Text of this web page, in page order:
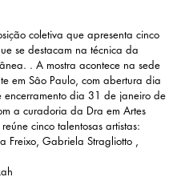
coletiva que apresenta cinco
se destacam na técnica da
. A mostra acontece na sede
em Sâo Paulo, com abertura dia
encerramento dia 31 de janeiro de
a curadoria da Dra em Artes
cinco talentosas artistas:
Freixo, Gabriela Stragliotto ,